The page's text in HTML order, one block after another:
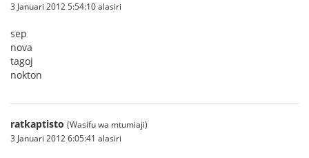
3 Januari 2012 5:54:10 alasiri
sep
nova
tagoj
nokton
ratkaptisto (Wasifu wa mtumiaji)
3 Januari 2012 6:05:41 alasiri